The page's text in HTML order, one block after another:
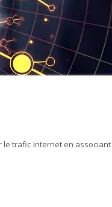
le trafic Internet en